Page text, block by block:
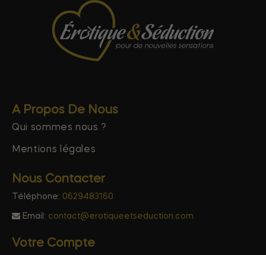
A Propos De Nous
Qui sommes nous ?
Mentions légales
Nous Contacter
Téléphone: 0629483160
Email: contact@erotiqueetseduction.com
Votre Compte